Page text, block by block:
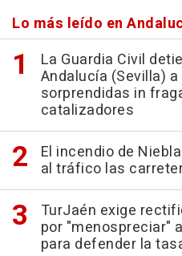
Lo más leído en
La Guardia Civil
Andalucía (Sevilla)
sorprendidas in
catalizadores
El incendio de
al tráfico las
TurJaén exige
por "menospreciar"
para defender la